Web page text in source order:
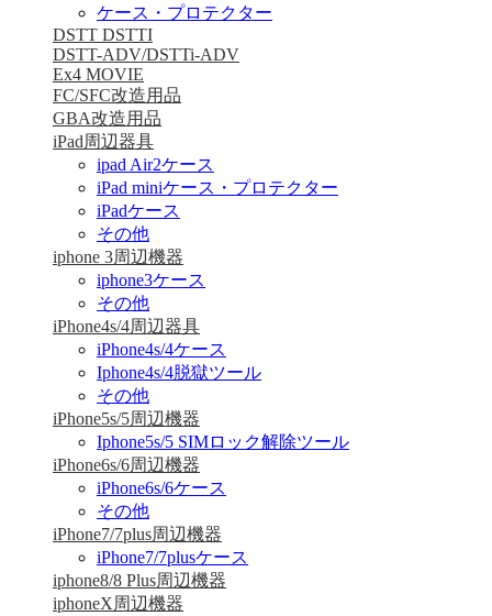
ケース・プロテクター
DSTT DSTTI
DSTT-ADV/DSTTi-ADV
Ex4 MOVIE
FC/SFC改造用品
GBA改造用品
iPad周辺器具
ipad Air2ケース
iPad miniケース・プロテクター
iPadケース
その他
iphone 3周辺機器
iphone3ケース
その他
iPhone4s/4周辺器具
iPhone4s/4ケース
Iphone4s/4脱獄ツール
その他
iPhone5s/5周辺機器
Iphone5s/5 SIMロック解除ツール
iPhone6s/6周辺機器
iPhone6s/6ケース
その他
iPhone7/7plus周辺機器
iPhone7/7plusケース
iphone8/8 Plus周辺機器
iphoneX周辺機器